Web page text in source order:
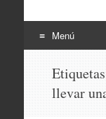
Menú
contenido
llevar